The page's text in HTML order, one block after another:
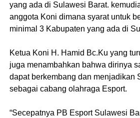
yang ada di Sulawesi Barat.
anggota Koni dimana syarat untuk
minimal 3 Kabupaten yang ada di
Ketua Koni H. Hamid Bc.Ku yang
juga menambahkan bahwa dirinya
dapat berkembang dan menjadikan
sebagai cabang olahraga Esport.
“Secepatnya PB Esport Sulawesi